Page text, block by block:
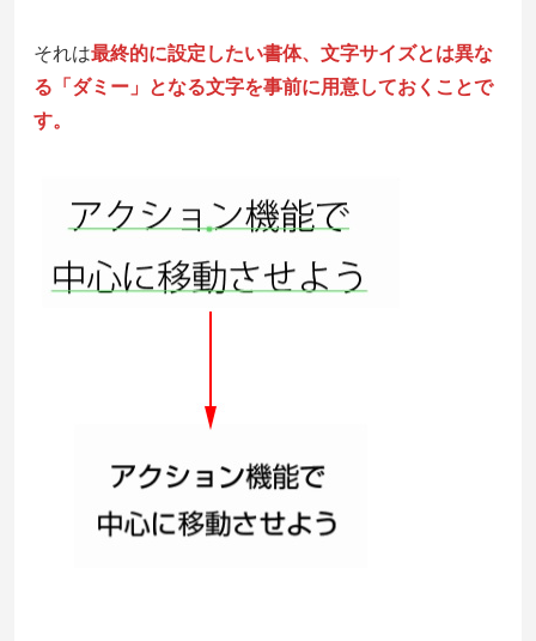
それは最終的に設定したい書体、文字サイズとは異な
る「ダミー」となる文字を事前に用意しておくことで
す。